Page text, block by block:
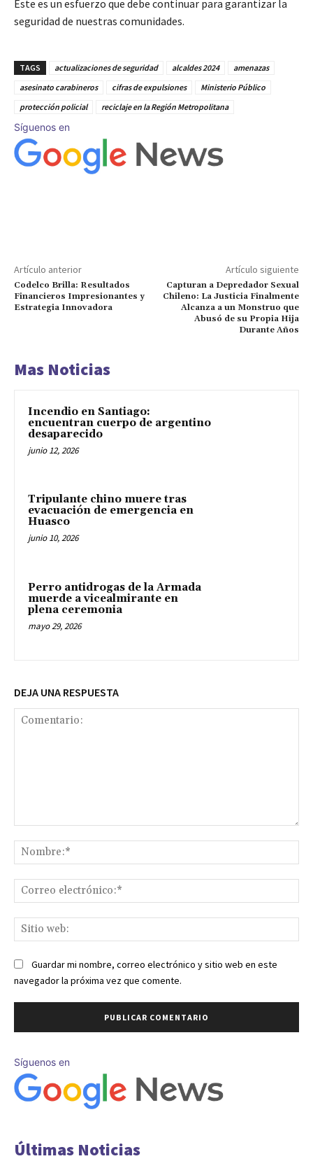
Este es un esfuerzo que debe continuar para garantizar la
seguridad de nuestras comunidades.
TAGS actualizaciones de seguridad alcaldes 2024
amenazas
asesinato carabineros
cifras de expulsiones
Ministerio Público
protección policial
reciclaje en la Región Metropolitana
Síguenos en
Artículo anterior
Codelco Brilla: Resultados
Financieros Impresionantes y
Estrategia Innovadora
Artículo siguiente
Capturan a Depredador Sexual
Chileno: La Justicia Finalmente
Alcanza a un Monstruo que
Abusó de su Propia Hija
Durante Años
Mas Noticias
Incendio en Santiago:
encuentran cuerpo de argentino
desaparecido
junio 12, 2026
Tripulante chino muere tras
evacuación de emergencia en
Huasco
junio 10, 2026
Perro antidrogas de la Armada
muerde a vicealmirante en
plena ceremonia
mayo 29, 2026
DEJA UNA RESPUESTA
Guardar mi nombre, correo electrónico y sitio web en este
navegador la próxima vez que comente.
Síguenos en
Últimas Noticias